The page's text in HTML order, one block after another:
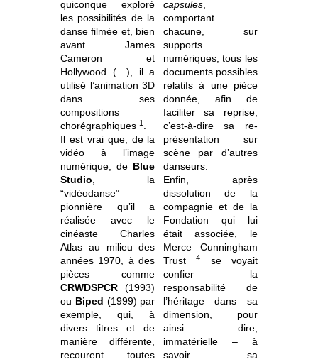
quiconque exploré
les possibilités de la
danse filmée et, bien
avant James
Cameron et
Hollywood (…), il a
utilisé l’animation 3D
dans ses
compositions
chorégraphiques 1
Il est vrai que, de la
vidéo à l’image
numérique, de Blue
Studio , la
“vidéodanse”
pionnière qu’il a
réalisée avec le
cinéaste Charles
Atlas au milieu des
années 1970, à des
pièces comme
CRWDSPCR (1993)
ou Biped (1999) par
exemple, qui, à
divers titres et de
manière différente,
recourent toutes
capsules,
comportant
chacune, sur
supports
numériques, tous les
documents possibles
relatifs à une pièce
donnée, afin de
faciliter sa reprise,
c’est-à-dire sa re-
présentation sur
scène par d’autres
danseurs.
Enfin, après
dissolution de la
compagnie et de la
Fondation qui lui
était associée, le
Merce Cunningham
Trust4
se voyait
confier la
responsabilité de
l’héritage dans sa
dimension, pour
ainsi dire,
immatérielle – à
savoir sa